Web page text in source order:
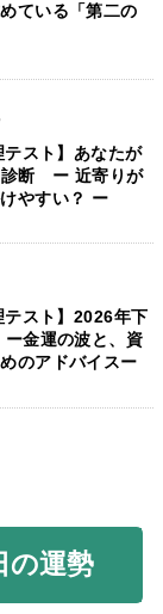
ている「第二の
テスト】あなたが
診断 ー 近寄りが
やすい？ ー
テスト】2026年下
金運の波と、資
のアドバイスー
の運勢